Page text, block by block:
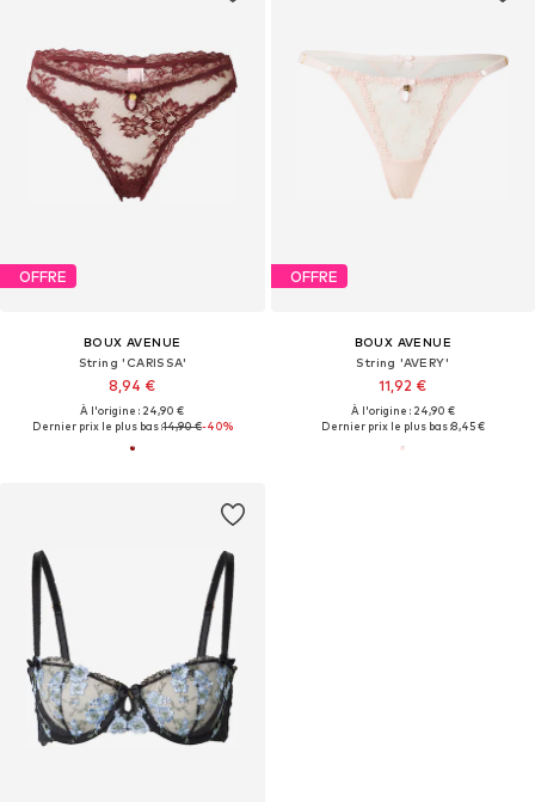
OFFRE
BOUX AVENUE
String 'CARISSA'
8,94 €
À l'origine : 24,90 €
Dernier prix le plus bas :14,90 €-40%
OFFRE
BOUX AVENUE
String 'AVERY'
11,92 €
À l'origine : 24,90 €
Dernier prix le plus bas :8,45 €